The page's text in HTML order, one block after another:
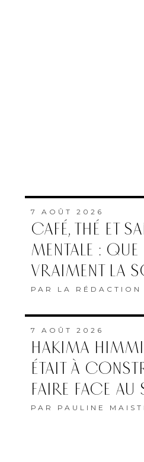
7 AOÛT 2026
CAFÉ, THÉ ET
MENTALE : QUE
VRAIMENT LA
PAR LA RÉDACTION
7 AOÛT 2026
HAKIMA
ÉTAIT À
FAIRE FACE AU
PAR PAULINE